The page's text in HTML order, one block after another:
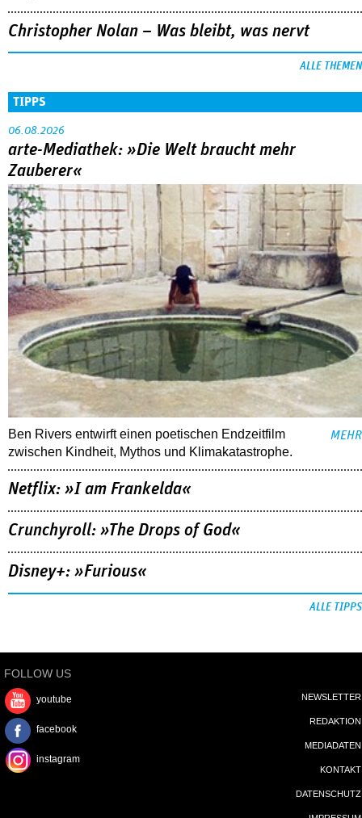
Christopher Nolan – Was bleibt, was nervt
ALLE THEMEN
TIPPS
06.08.2026
arte-Mediathek: »Die Welt braucht mehr
Zauberer«
Ben Rivers entwirft einen poetischen Endzeitfilm
zwischen Kindheit, Mythos und Klimakatastrophe.
MEHR
Netflix: »I am Frankelda«
Crunchyroll: »The Drops of God«
Disney+: »Furious«
ALLE TIPPS
FOLLOW US
youtube
facebook
instagram
NEWSLETTER
REDAKTION
MEDIADATEN
KONTAKT
DATENSCHUTZ